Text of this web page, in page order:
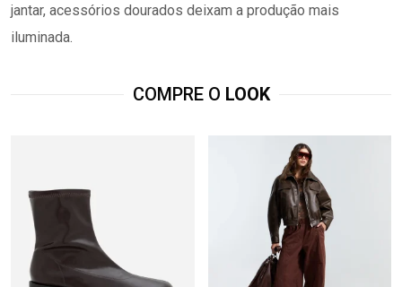
jantar, acessórios dourados deixam a produção mais
iluminada.
COMPRE O LOOK